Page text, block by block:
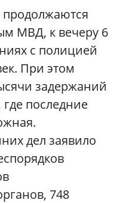
продолжаются
МВД, к вечеру 6
с полицией
При этом
задержаний
последние
дел заявило
748